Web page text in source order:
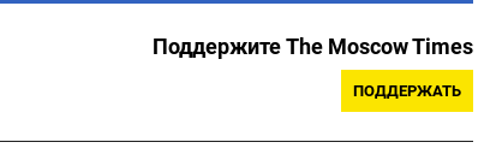
Поддержите The Moscow Times
ПОДДЕРЖАТЬ